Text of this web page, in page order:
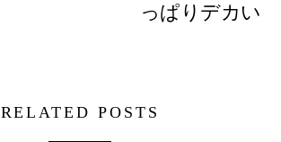
っぱりデカい
RELATED POSTS